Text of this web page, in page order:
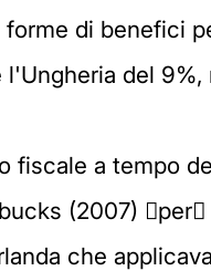
forme di benefici
del 9%,
fiscale a tempo
(2007) 􏰆per􏰇
che